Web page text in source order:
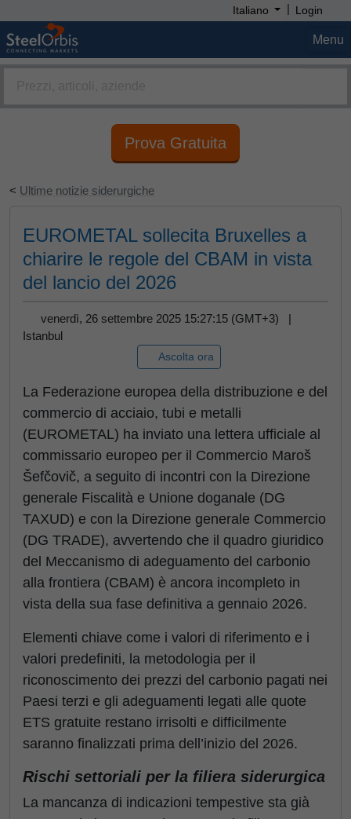
Italiano | Login
Menu
Prova Gratuita
< Ultime notizie siderurgiche
EUROMETAL sollecita Bruxelles a
chiarire le regole del CBAM in vista
del lancio del 2026
venerdì, 26 settembre 2025 15:27:15 (GMT+3) |
Istanbul
Ascolta ora
La Federazione europea della distribuzione e del
commercio di acciaio, tubi e metalli
(EUROMETAL) ha inviato una lettera ufficiale al
commissario europeo per il Commercio Maroš
Šefčovič, a seguito di incontri con la Direzione
generale Fiscalità e Unione doganale (DG
TAXUD) e con la Direzione generale Commercio
(DG TRADE), avvertendo che il quadro giuridico
del Meccanismo di adeguamento del carbonio
alla frontiera (CBAM) è ancora incompleto in
vista della sua fase definitiva a gennaio 2026.
Elementi chiave come i valori di riferimento e i
valori predefiniti, la metodologia per il
riconoscimento dei prezzi del carbonio pagati nei
Paesi terzi e gli adeguamenti legati alle quote
ETS gratuite restano irrisolti e difficilmente
saranno finalizzati prima dell’inizio del 2026.
Rischi settoriali per la filiera siderurgica
La mancanza di indicazioni tempestive sta già